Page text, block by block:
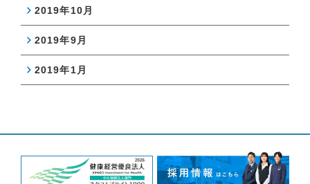
2019年10月
2019年9月
2019年1月